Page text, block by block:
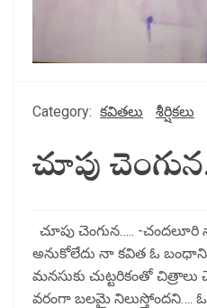
Category: కవితలు శీర్షికలు
చూపు
చూపు చెంగున….. -
అనుకోలేదు నా కవిత ఓ
మనసుకు చుట్టరికంతో
వరంగా బలమై నిలుస్తోందని…. ఓ